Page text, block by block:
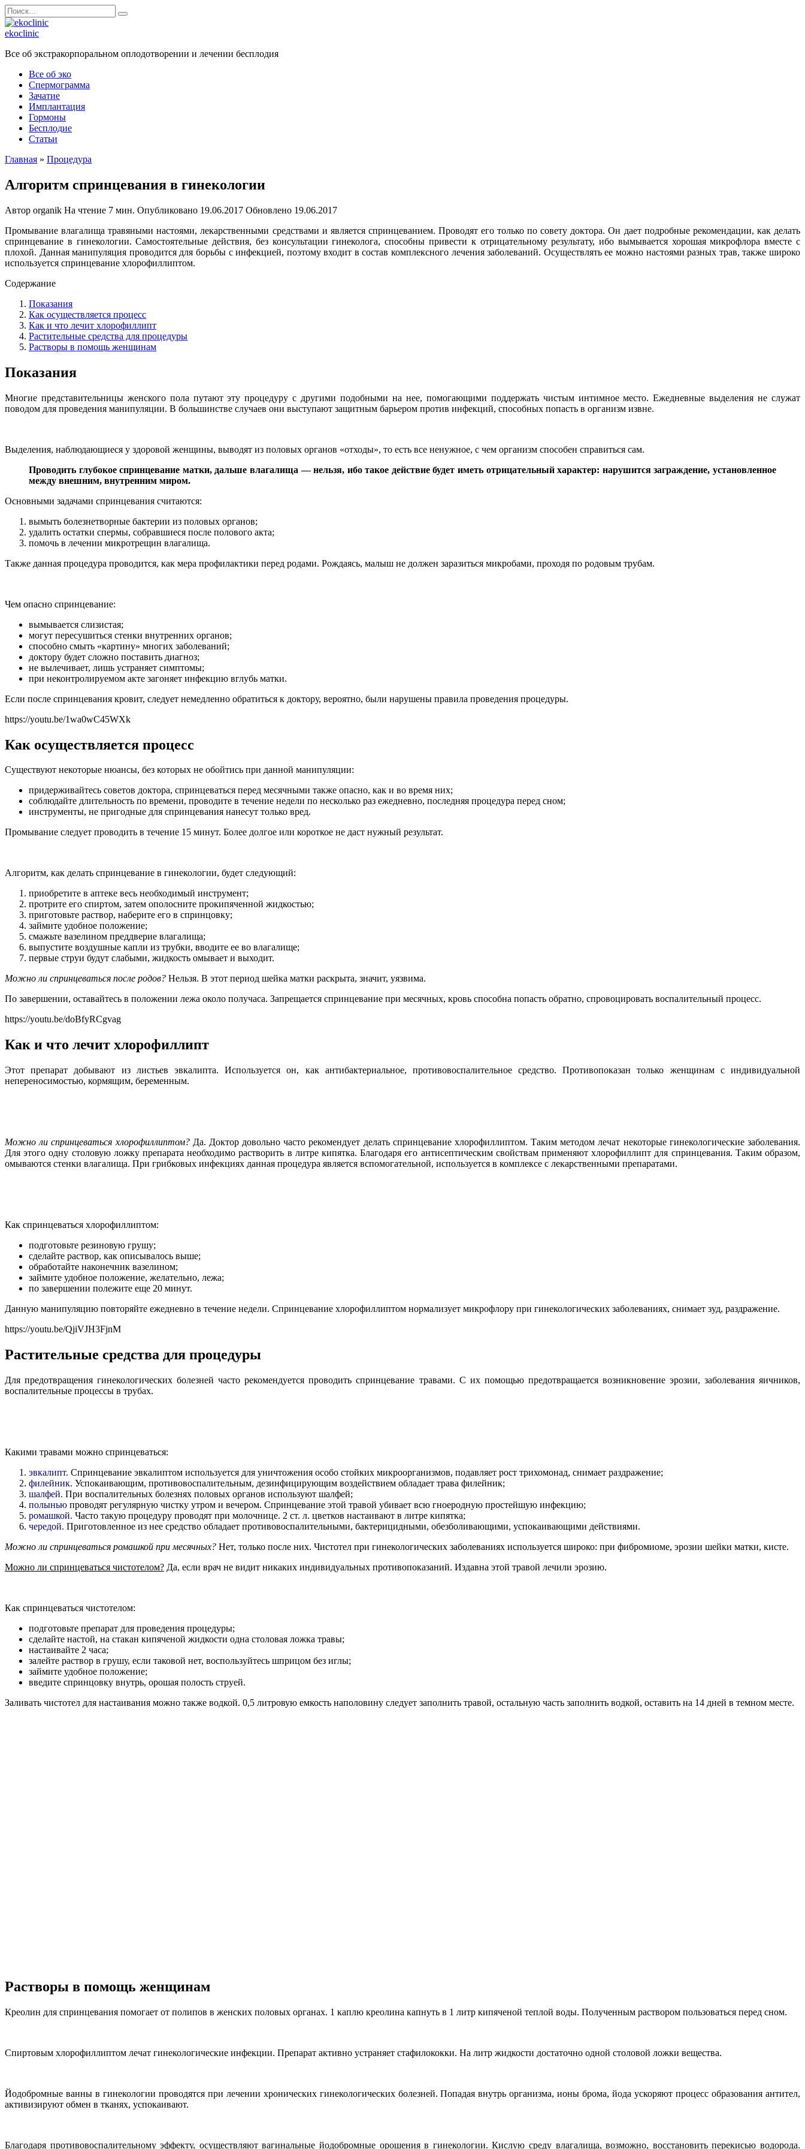
Перейти
к
содержанию
Search
for:
ekoclinic
Все об экстракорпоральном оплодотворении и лечении бесплодия
Все об эко
Спермограмма
Зачатие
Имплантация
Гормоны
Бесплодие
Статьи
Главная » Процедура
Алгоритм спринцевания в гинекологии
Автор organik На чтение 7 мин. Опубликовано 19.06.2017 Обновлено 19.06.2017
Промывание влагалища травяными настоями, лекарственными средствами и является спринцеванием. Проводят его только по совету доктора. Он дает подробные рекомендации, как делать
спринцевание в гинекологии. Самостоятельные действия, без консультации гинеколога, способны привести к отрицательному результату, ибо вымывается хорошая микрофлора вместе с
плохой. Данная манипуляция проводится для борьбы с инфекцией, поэтому входит в состав комплексного лечения заболеваний. Осуществлять ее можно настоями разных трав, также широко
используется спринцевание хлорофиллиптом.
Содержание
Показания
Как осуществляется процесс
Как и что лечит хлорофиллипт
Растительные средства для процедуры
Растворы в помощь женщинам
Показания
Многие представительницы женского пола путают эту процедуру с другими подобными на нее, помогающими поддержать чистым интимное место. Ежедневные выделения не служат
поводом для проведения манипуляции. В большинстве случаев они выступают защитным барьером против инфекций, способных попасть в организм извне.
Выделения, наблюдающиеся у здоровой женщины, выводят из половых органов «отходы», то есть все ненужное, с чем организм способен справиться сам.
Проводить глубокое спринцевание матки, дальше влагалища — нельзя, ибо такое действие будет иметь отрицательный характер: нарушится заграждение, установленное
между внешним, внутренним миром.
Основными задачами спринцевания считаются:
вымыть болезнетворные бактерии из половых органов;
удалить остатки спермы, собравшиеся после полового акта;
помочь в лечении микротрещин влагалища.
Также данная процедура проводится, как мера профилактики перед родами. Рождаясь, малыш не должен заразиться микробами, проходя по родовым трубам.
Чем опасно спринцевание:
вымывается слизистая;
могут пересушиться стенки внутренних органов;
способно смыть «картину» многих заболеваний;
доктору будет сложно поставить диагноз;
не вылечивает, лишь устраняет симптомы;
при неконтролируемом акте загоняет инфекцию вглубь матки.
Если после спринцевания кровит, следует немедленно обратиться к доктору, вероятно, были нарушены правила проведения процедуры.
https://youtu.be/1wa0wC45WXk
Как осуществляется процесс
Существуют некоторые нюансы, без которых не обойтись при данной манипуляции:
придерживайтесь советов доктора, спринцеваться перед месячными также опасно, как и во время них;
соблюдайте длительность по времени, проводите в течение недели по несколько раз ежедневно, последняя процедура перед сном;
инструменты, не пригодные для спринцевания нанесут только вред.
Промывание следует проводить в течение 15 минут. Более долгое или короткое не даст нужный результат.
Алгоритм, как делать спринцевание в гинекологии, будет следующий:
приобретите в аптеке весь необходимый инструмент;
протрите его спиртом, затем ополосните прокипяченной жидкостью;
приготовьте раствор, наберите его в спринцовку;
займите удобное положение;
смажьте вазелином преддверие влагалища;
выпустите воздушные капли из трубки, вводите ее во влагалище;
первые струи будут слабыми, жидкость омывает и выходит.
Можно ли спринцеваться после родов? Нельзя. В этот период шейка матки раскрыта, значит, уязвима.
По завершении, оставайтесь в положении лежа около получаса. Запрещается спринцевание при месячных, кровь способна попасть обратно, спровоцировать воспалительный процесс.
https://youtu.be/doBfyRCgvag
Как и что лечит хлорофиллипт
Этот препарат добывают из листьев эвкалипта. Используется он, как антибактериальное, противовоспалительное средство. Противопоказан только женщинам с индивидуальной
непереносимостью, кормящим, беременным.
Можно ли спринцеваться хлорофиллиптом?Да. Доктор довольно часто рекомендует делать спринцевание хлорофиллиптом. Таким методом лечат некоторые гинекологические заболевания.
Для этого одну столовую ложку препарата необходимо растворить в литре кипятка. Благодаря его антисептическим свойствам применяют хлорофиллипт для спринцевания. Таким образом,
омываются стенки влагалища. При грибковых инфекциях данная процедура является вспомогательной, используется в комплексе с лекарственными препаратами.
Как спринцеваться хлорофиллиптом:
подготовьте резиновую грушу;
сделайте раствор, как описывалось выше;
обработайте наконечник вазелином;
займите удобное положение, желательно, лежа;
по завершении полежите еще 20 минут.
Данную манипуляцию повторяйте ежедневно в течение недели. Спринцевание хлорофиллиптом нормализует микрофлору при гинекологических заболеваниях, снимает зуд, раздражение.
https://youtu.be/QjiVJH3FjnM
Растительные средства для процедуры
Для предотвращения гинекологических болезней часто рекомендуется проводить спринцевание травами. С их помощью предотвращается возникновение эрозии, заболевания яичников,
воспалительные процессы в трубах.
Какими травами можно спринцеваться:
эвкалипт. Спринцевание эвкалиптом используется для уничтожения особо стойких микроорганизмов, подавляет рост трихомонад, снимает раздражение;
филейник. Успокаивающим, противовоспалительным, дезинфицирующим воздействием обладает трава филейник;
шалфей. При воспалительных болезнях половых органов используют шалфей;
полынью проводят регулярную чистку утром и вечером. Спринцевание этой травой убивает всю гноеродную простейшую инфекцию;
ромашкой. Часто такую процедуру проводят при молочнице. 2 ст. л. цветков настаивают в литре кипятка;
чередой. Приготовленное из нее средство обладает противовоспалительными, бактерицидными, обезболивающими, успокаивающими действиями.
Можно ли спринцеваться ромашкой при месячных? Нет, только после них. Чистотел при гинекологических заболеваниях используется широко: при фибромиоме, эрозии шейки матки, кисте.
Можно ли спринцеваться чистотелом? Да, если врач не видит никаких индивидуальных противопоказаний. Издавна этой травой лечили эрозию.
Как спринцеваться чистотелом:
подготовьте препарат для проведения процедуры;
сделайте настой, на стакан кипяченой жидкости одна столовая ложка травы;
настаивайте 2 часа;
залейте раствор в грушу, если таковой нет, воспользуйтесь шприцом без иглы;
займите удобное положение;
введите спринцовку внутрь, орошая полость струей.
Заливать чистотел для настаивания можно также водкой. 0,5 литровую емкость наполовину следует заполнить травой, остальную часть заполнить водкой, оставить на 14 дней в темном месте.
Растворы в помощь женщинам
Креолин для спринцевания помогает от полипов в женских половых органах. 1 каплю креолина капнуть в 1 литр кипяченой теплой воды. Полученным раствором пользоваться перед сном.
Спиртовым хлорофиллиптом лечат гинекологические инфекции. Препарат активно устраняет стафилококки. На литр жидкости достаточно одной столовой ложки вещества.
Йодобромные ванны в гинекологии проводятся при лечении хронических гинекологических болезней. Попадая внутрь организма, ионы брома, йода ускоряют процесс образования антител,
активизируют обмен в тканях, успокаивают.
Благодаря противовоспалительному эффекту, осуществляют вагинальные йодобромные орошения в гинекологии. Кислую среду влагалища, возможно, восстановить перекисью водорода.